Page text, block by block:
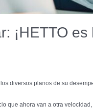
¡HETTO es
diversos planos de su
que ahora van a otra